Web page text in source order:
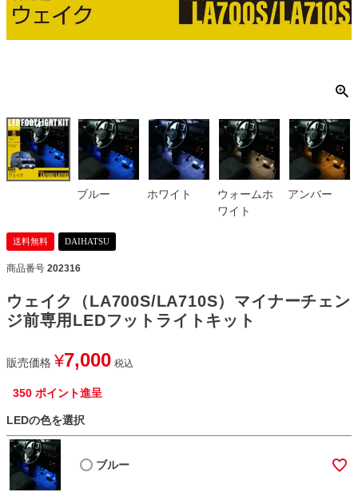
ブルー ホワイト
ウォームホ
ワイト
アンバー
送料無料 DAIHATSU
商品番号 202316
ウェイク（LA700S/LA710S）マイナーチェン
ジ前専用LEDフットライトキット
販売価格 ¥7,000 税込
350 ポイント進呈
LEDの色を選択
ブルー